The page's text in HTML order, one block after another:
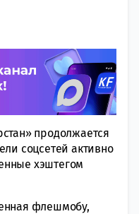
продолжается
соцсетей активно
хэштегом
флешмобу,